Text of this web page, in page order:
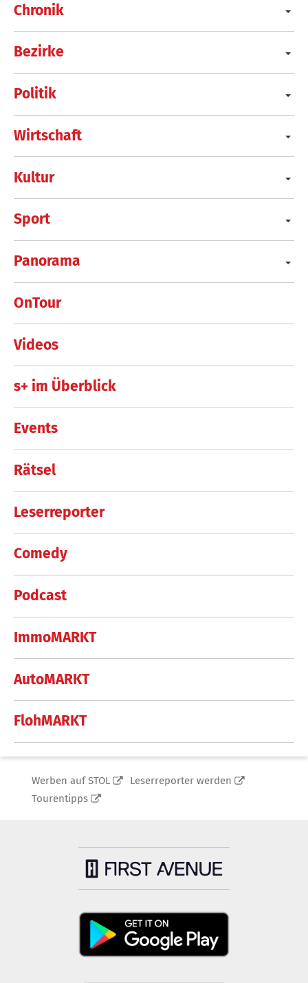
Chronik
Bezirke
Politik
Wirtschaft
Kultur
Sport
Panorama
OnTour
Videos
s+ im Überblick
Events
Rätsel
Leserreporter
Comedy
Podcast
ImmoMARKT
AutoMARKT
FlohMARKT
Werben auf STOL
Leserreporter werden
Tourentipps